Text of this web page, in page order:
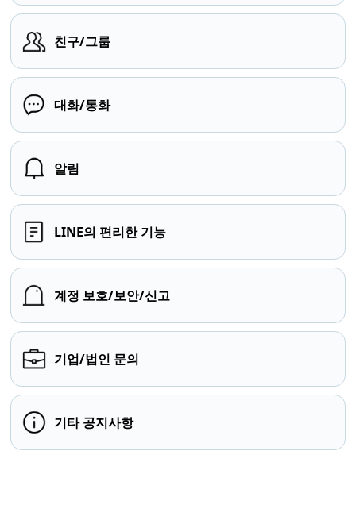
친구/그룹
대화/통화
알림
LINE의 편리한 기능
계정 보호/보안/신고
기업/법인 문의
기타 공지사항